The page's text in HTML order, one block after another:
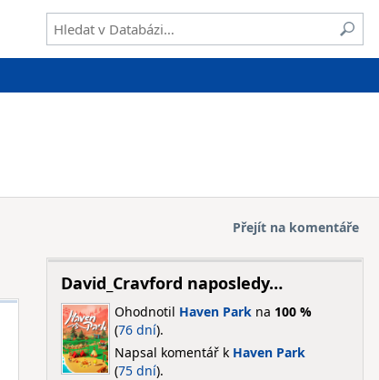
Přejít na komentáře
David_Cravford naposledy…
Ohodnotil Haven Parkna 100 %
(76 dní).
Napsal komentář k Haven Park
(75 dní).